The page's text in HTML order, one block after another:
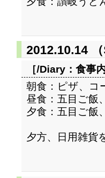
2012.10.14 （
［/Diary： 食事
朝食：ピザ、コ
昼食：五目ご飯
夕食：五目ご飯
夕方、日用雑貨